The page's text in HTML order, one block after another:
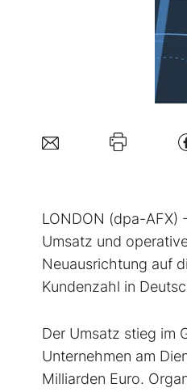
LONDON (dpa-AFX)
Umsatz und
Neuausrichtung auf
Kundenzahl in
Der Umsatz stieg im
Unternehmen am
Milliarden Euro.